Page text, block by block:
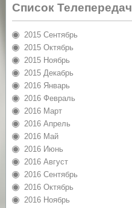
Список Телепередач
2015 Сентябрь
2015 Октябрь
2015 Ноябрь
2015 Декабрь
2016 Январь
2016 Февраль
2016 Март
2016 Апрель
2016 Май
2016 Июнь
2016 Август
2016 Сентябрь
2016 Октябрь
2016 Ноябрь